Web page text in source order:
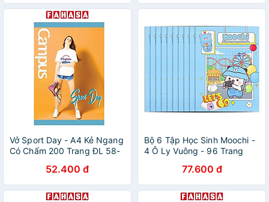
Vở Sport Day - A4 Kẻ Ngang
Có Chấm 200 Trang ĐL 58-
A4SD200 - Màu Cam
52.400 đ
Bộ 6 Tập Học Sinh Moochi -
4 Ô Ly Vuông - 96 Trang
77.600 đ